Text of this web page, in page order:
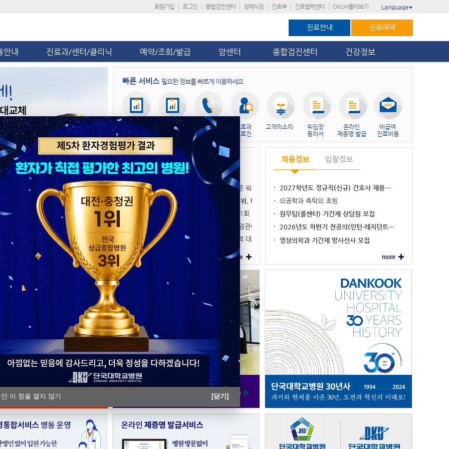
회원가입 로그인 종합검진센터 장례식장 간호부 진료협력센터 DKUH둘러보기 Language ▼
진료안내 진료예약
안내 진료과/센터/클리닉 예약/조회/발급 암센터 종합검진센터 건강정보
이 창을 열지 않기 [닫기]
빠른 서비스 필요한 정보를 빠르게 이용하세요.
회원가입 진료일정 진료예약
진료과
의료진
고객의소리
위임장
동의서
온라인
제증명 발급
비급여
진료비용
채용정보
2027학년도 정규직(신규) 간호사 채용…
의공학과 촉탁의 초빙
원무팀(콜센터) 기간제 상담원 모집
2026년도 하반기 전공의(인턴·레지던트…
영상의학과 기간제 방사선사 모집
입찰정보
병원뉴스
단국대병원, 응급 산모 이송 대비 실무 전문 워크숍…
제5차 환자경험평가 ‘전국 상급종합병원 3위, 대전…
단국대병원, ‘급성기뇌졸중 적정성 평가’ 11회 연…
단국대병원 충남지역암센터, ‘해외이주민 암관리 네비…
단국대병원, 충남Ⅰ권역 모자의료 진료협력 대표기관 …
공지사항